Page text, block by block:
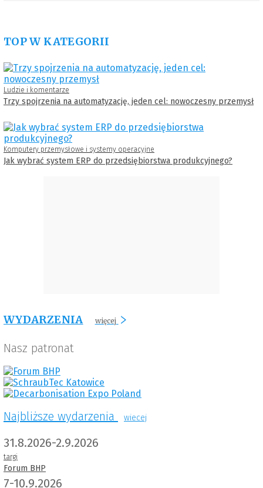
TOP W KATEGORII
Ludzie i komentarze
Trzy spojrzenia na automatyzację, jeden cel: nowoczesny przemysł
Komputery przemysłowe i systemy operacyjne
Jak wybrać system ERP do przedsiębiorstwa produkcyjnego?
WYDARZENIA więcej
Nasz patronat
Najbliższe wydarzenia wiecej
31.8.2026-2.9.2026
targi
Forum BHP
7-10.9.2026